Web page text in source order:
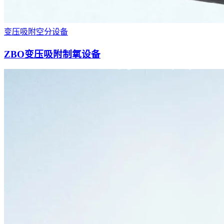
变压吸附空分设备
ZBO变压吸附制氧设备